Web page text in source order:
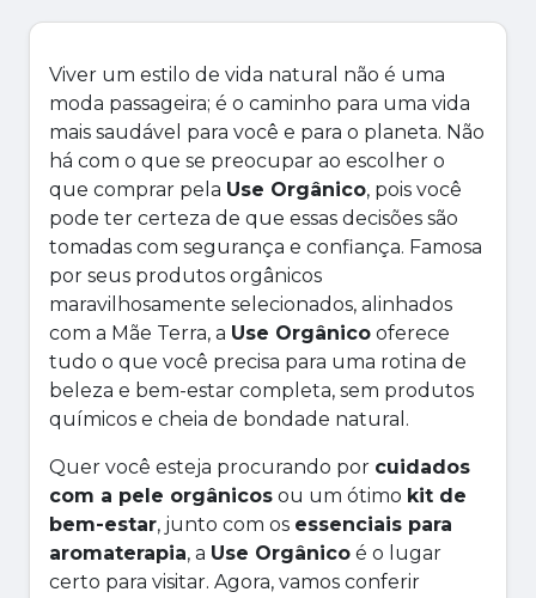
Viver um estilo de vida natural não é uma
moda passageira; é o caminho para uma vida
mais saudável para você e para o planeta. Não
há com o que se preocupar ao escolher o
que comprar pela Use Orgânico, pois você
pode ter certeza de que essas decisões são
tomadas com segurança e confiança. Famosa
por seus produtos orgânicos
maravilhosamente selecionados, alinhados
com a Mãe Terra, a Use Orgânico oferece
tudo o que você precisa para uma rotina de
beleza e bem-estar completa, sem produtos
químicos e cheia de bondade natural.
Quer você esteja procurando por cuidados
com a pele orgânicos ou um ótimo kit de
bem-estar, junto com os essenciais para
aromaterapia, a Use Orgânico é o lugar
certo para visitar. Agora, vamos conferir